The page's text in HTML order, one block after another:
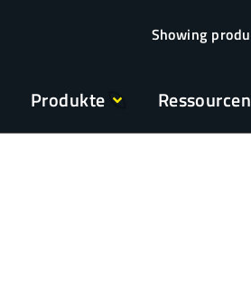
Produkte Ressourcen